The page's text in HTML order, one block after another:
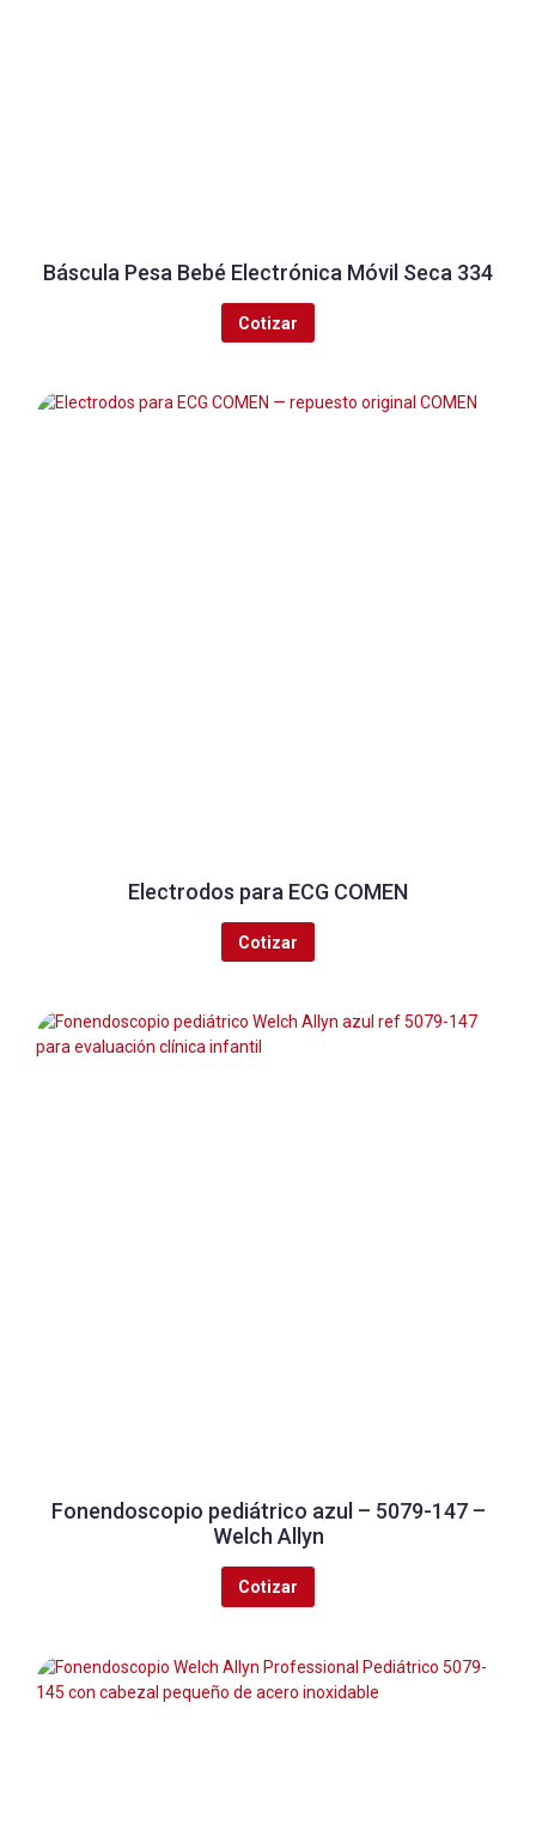
Báscula Pesa Bebé Electrónica Móvil Seca 334
Cotizar
Electrodos para ECG COMEN
Cotizar
Fonendoscopio pediátrico azul – 5079-147 –
Welch Allyn
Cotizar